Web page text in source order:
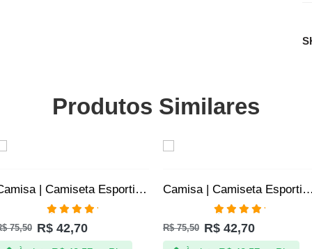
Produtos Similares
Camisa | Camiseta Esportiva Fitness Academia SLIM – Jotaz – Masculino – Preto
Avaliação
5.00de 5
75,50 R$ 42,70
Camisa | Camiseta Esportiva Fitness Academia SLIM – Jotaz – Masculino – Azul
Avaliação
5.00de 5
R$75,50 R$ 42,70